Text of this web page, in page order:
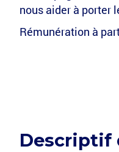
nous aider à porter
Rémunération à
Descriptif